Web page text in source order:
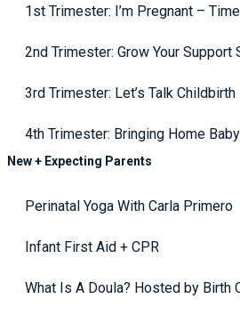
1st Trimester: I’m Pregnant –
2nd Trimester: Grow Your Support
3rd Trimester: Let’s Talk Childbirth
4th Trimester: Bringing Home
New + Expecting Parents
Perinatal Yoga With Carla Primero
Infant First Aid + CPR
What Is A Doula? Hosted by Birth